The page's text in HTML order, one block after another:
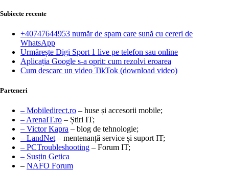
Subiecte recente
+40747644953 număr de spam care sună cu cereri de
WhatsApp
Urmărește Digi Sport 1 live pe telefon sau online
Aplicația Google s-a oprit: cum rezolvi eroarea
Cum descarc un video TikTok (download video)
Parteneri
– Mobiledirect.ro – huse și accesorii mobile;
– ArenaIT.ro – Știri IT;
– Victor Kapra – blog de tehnologie;
– LandNet– mentenanță service și suport IT;
– PCTroubleshooting – Forum IT;
– Susțin Getica
– NAFO Forum